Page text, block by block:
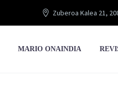
Zuberoa Kalea 21,
MARIO ONAINDIA